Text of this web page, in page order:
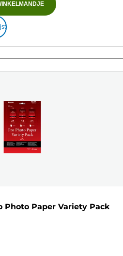
Photo Paper Variety Pack